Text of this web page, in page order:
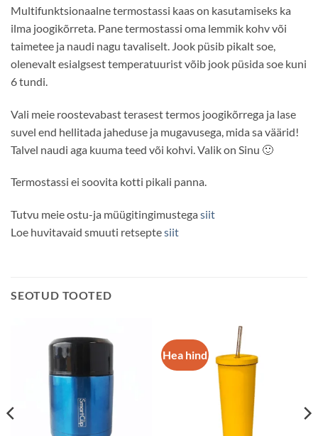
Multifunktsionaalne termostassi kaas on kasutamiseks ka
ilma joogikõrreta. Pane termostassi oma lemmik kohv või
taimetee ja naudi nagu tavaliselt. Jook püsib pikalt soe,
olenevalt esialgsest temperatuurist võib jook püsida soe kuni
6 tundi.
Vali meie roostevabast terasest termos joogikõrrega ja lase
suvel end hellitada jaheduse ja mugavusega, mida sa väärid!
Talvel naudi aga kuuma teed või kohvi. Valik on Sinu 🙂
Termostassi ei soovita kotti pikali panna.
Tutvu meie ostu-ja müügitingimustega siit
Loe huvitavaid smuuti retseptesiit
SEOTUD TOOTED
Hea hind